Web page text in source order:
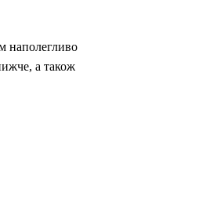
наполегливо
а також